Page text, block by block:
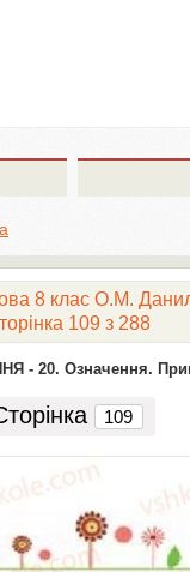
8 клас О.М.
109 з 288
- 20. Означення.